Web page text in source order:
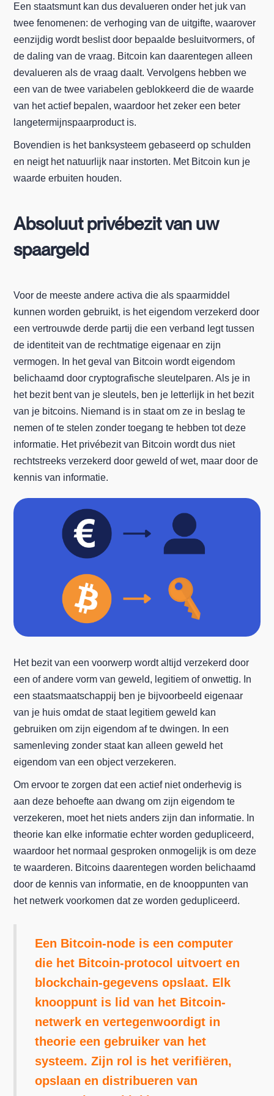
Een staatsmunt kan dus devalueren onder het juk van
twee fenomenen: de verhoging van de uitgifte, waarover
eenzijdig wordt beslist door bepaalde besluitvormers, of
de daling van de vraag. Bitcoin kan daarentegen alleen
devalueren als de vraag daalt. Vervolgens hebben we
een van de twee variabelen geblokkeerd die de waarde
van het actief bepalen, waardoor het zeker een beter
langetermijnspaarproduct is.
Bovendien is het banksysteem gebaseerd op schulden
en neigt het natuurlijk naar instorten. Met Bitcoin kun je
waarde erbuiten houden.
Absoluut privébezit van uw
spaargeld
Voor de meeste andere activa die als spaarmiddel
kunnen worden gebruikt, is het eigendom verzekerd door
een vertrouwde derde partij die een verband legt tussen
de identiteit van de rechtmatige eigenaar en zijn
vermogen. In het geval van Bitcoin wordt eigendom
belichaamd door cryptografische sleutelparen. Als je in
het bezit bent van je sleutels, ben je letterlijk in het bezit
van je bitcoins. Niemand is in staat om ze in beslag te
nemen of te stelen zonder toegang te hebben tot deze
informatie. Het privébezit van Bitcoin wordt dus niet
rechtstreeks verzekerd door geweld of wet, maar door de
kennis van informatie.
Het bezit van een voorwerp wordt altijd verzekerd door
een of andere vorm van geweld, legitiem of onwettig. In
een staatsmaatschappij ben je bijvoorbeeld eigenaar
van je huis omdat de staat legitiem geweld kan
gebruiken om zijn eigendom af te dwingen. In een
samenleving zonder staat kan alleen geweld het
eigendom van een object verzekeren.
Om ervoor te zorgen dat een actief niet onderhevig is
aan deze behoefte aan dwang om zijn eigendom te
verzekeren, moet het niets anders zijn dan informatie. In
theorie kan elke informatie echter worden gedupliceerd,
waardoor het normaal gesproken onmogelijk is om deze
te waarderen. Bitcoins daarentegen worden belichaamd
door de kennis van informatie, en de knooppunten van
het netwerk voorkomen dat ze worden gedupliceerd.
Een Bitcoin-node is een computer
die het Bitcoin-protocol uitvoert en
blockchain-gegevens opslaat. Elk
knooppunt is lid van het Bitcoin-
netwerk en vertegenwoordigt in
theorie een gebruiker van het
systeem. Zijn rol is het verifiëren,
opslaan en distribueren van